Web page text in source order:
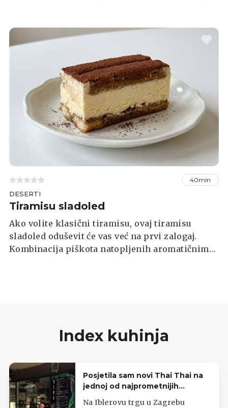
svilenkaste kreme i natopljenih keksa daje
bogat, ali osvježavajući okus kojem se teško
40min
DESERTI
Tiramisu sladoled
Ako volite klasični tiramisu, ovaj tiramisu
sladoled oduševit će vas već na prvi zalogaj.
Kombinacija piškota natopljenih aromatičnim
Index kuhinja
Posjetila sam novi Thai Thai na
jednoj od najprometnijih
zagrebačkih lokacija
Na Iblerovu trgu u Zagrebu